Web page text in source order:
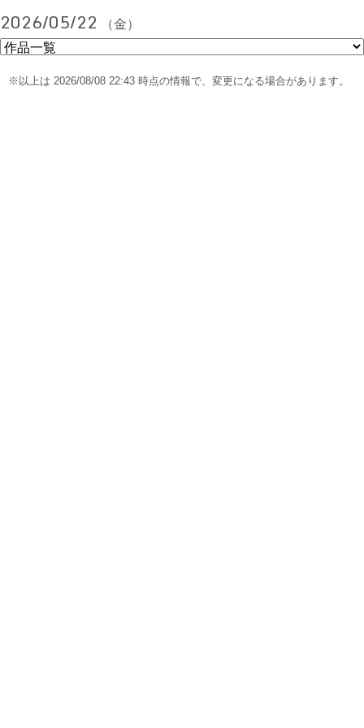
2026/05/22 （金）
※以上は 2026/08/08 22:43 時点の情報で、変更になる場合があります。